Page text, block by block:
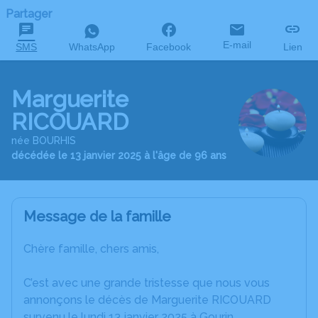
Partager
SMS WhatsApp Facebook E-mail Lien
Marguerite
RICOUARD
née BOURHIS
décédée le 13 janvier 2025 à l'âge de 96 ans
Message de la famille
Chère famille, chers amis,
C’est avec une grande tristesse que nous vous
annonçons le décès de Marguerite RICOUARD